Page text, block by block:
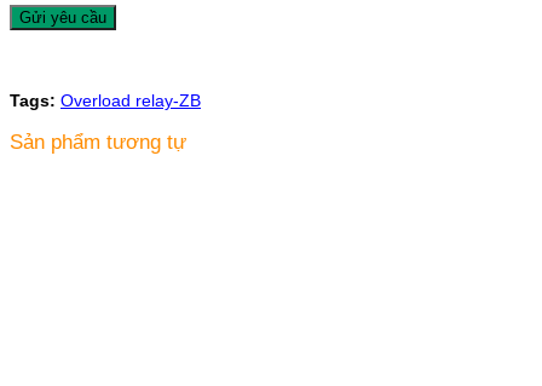
Tags: Overload relay-ZB
Sản phẩm tương tự